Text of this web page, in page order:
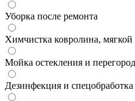
Уборка после ремонта
Химчистка ковролина,
Мойка остекления и
Дезинфекция и спецобработка